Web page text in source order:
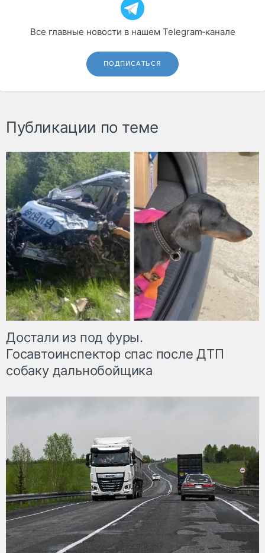
Все главные новости в нашем Telegram‑канале
ПОДПИСАТЬСЯ
Публикации по теме
Достали из под фуры.
Госавтоинспектор спас после ДТП
собаку дальнобойщика